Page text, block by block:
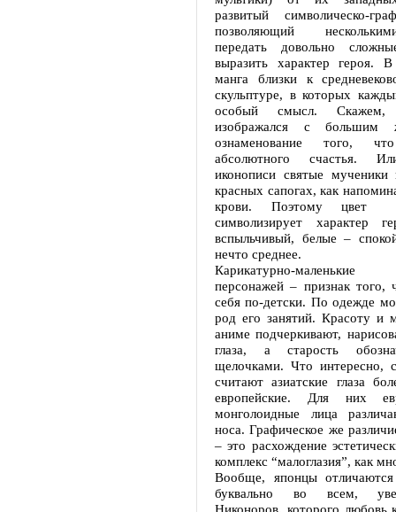
развитый символическо-
позволяющий
передать довольно
выразить характер героя.
манга близки к
скульптуре, в которых
особый смысл. Скажем,
изображался с
ознаменование того,
абсолютного счастья.
иконописи святые мученики
красных сапогах, как
крови. Поэтому цвет
символизирует характер
вспыльчивый, белые –
нечто среднее.
Карикатурно-маленькие
персонажей – признак того,
себя по-детски. По одежде
род его занятий. Красоту и
аниме подчеркивают,
глаза, а старость
щелочками. Что интересно,
считают азиатские глаза
европейские. Для них
монголоидные лица
носа. Графическое же
– это расхождение
комплекс “малоглазия”, как
Вообще, японцы
буквально во всем,
Никоноров, которого любовь